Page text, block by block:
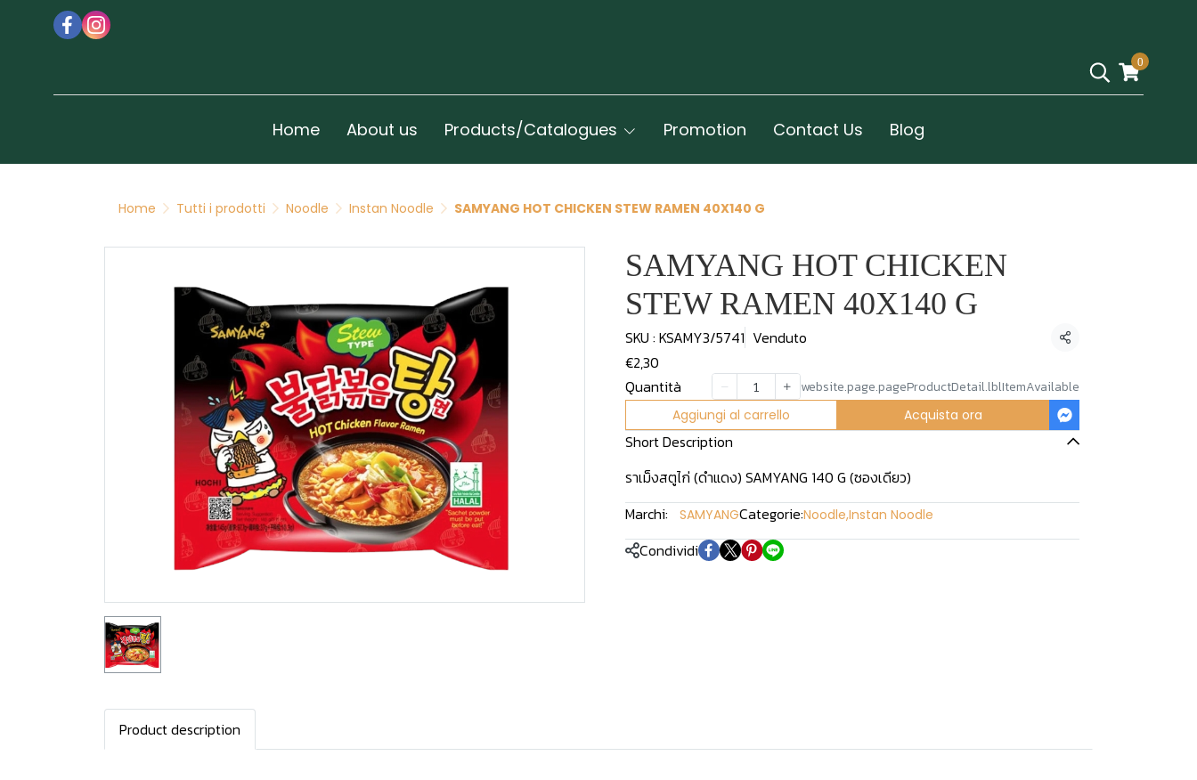
0
Home About us Products/Catalogues Promotion Contact Us Blog
Home Tutti i prodotti Noodle Instan Noodle SAMYANG HOT CHICKEN STEW RAMEN 40X140 G
SAMYANG HOT CHICKEN
STEW RAMEN 40X140 G
SKU : KSAMY3/5741 Venduto Condividi
€2,30
Quantità
website.page.pageProductDetail.lblItemAvailable
Aggiungi al carrello Acquista ora
Short Description
ราเม็งสตูไก่ (ดำแดง) SAMYANG 140 G (ซองเดียว)
Marchi:
SAMYANGCategorie:Noodle,Instan Noodle
Condividi
Product description